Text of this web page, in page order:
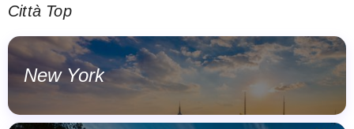
Città Top
New York